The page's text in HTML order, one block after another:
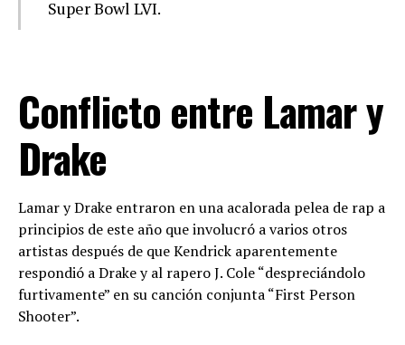
Super Bowl LVI.
Conflicto entre Lamar y
Drake
Lamar y Drake entraron en una acalorada pelea de rap a
principios de este año que involucró a varios otros
artistas después de que Kendrick aparentemente
respondió a Drake y al rapero J. Cole “despreciándolo
furtivamente” en su canción conjunta “First Person
Shooter”.